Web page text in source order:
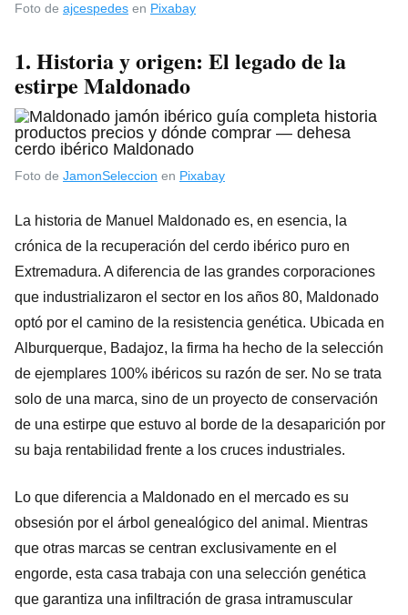
Foto de ajcespedes en Pixabay
1. Historia y origen: El legado de la
estirpe Maldonado
Foto de JamonSeleccion en Pixabay
La historia de Manuel Maldonado es, en esencia, la
crónica de la recuperación del cerdo ibérico puro en
Extremadura. A diferencia de las grandes corporaciones
que industrializaron el sector en los años 80, Maldonado
optó por el camino de la resistencia genética. Ubicada en
Alburquerque, Badajoz, la firma ha hecho de la selección
de ejemplares 100% ibéricos su razón de ser. No se trata
solo de una marca, sino de un proyecto de conservación
de una estirpe que estuvo al borde de la desaparición por
su baja rentabilidad frente a los cruces industriales.
Lo que diferencia a Maldonado en el mercado es su
obsesión por el árbol genealógico del animal. Mientras
que otras marcas se centran exclusivamente en el
engorde, esta casa trabaja con una selección genética
que garantiza una infiltración de grasa intramuscular